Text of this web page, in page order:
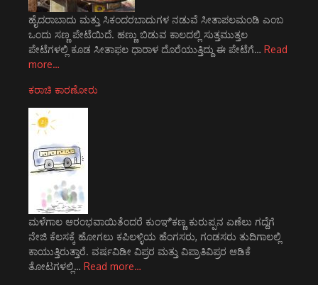
ಹೈದರಾಬಾದು ಮತ್ತು ಸಿಕಂದರಬಾದುಗಳ ನಡುವೆ ಸೀತಾಪಲಮಂಡಿ ಎಂಬ
ಒಂದು ಸಣ್ಣ ಪೇಟೆಯಿದೆ. ಹಣ್ಣು ಬಿಡುವ ಕಾಲದಲ್ಲಿ ಸುತ್ತಮುತ್ತಲ
ಪೇಟೆಗಳಲ್ಲಿ ಕೂಡ ಸೀತಾಫಲ ಧಾರಾಳ ದೊರೆಯುತ್ತಿದ್ದು ಈ ಪೇಟೆಗೆ… Read
more…
ಕರಾಚಿ ಕಾರಣೋರು
ಮಳೆಗಾಲ ಆರಂಭವಾಯಿತೆಂದರೆ ಕುಂಞಿಕಣ್ಣ ಕುರುಪ್ಪನ ಏಣೆಲು ಗದ್ದೆಗೆ
ನೇಜಿ ಕೆಲಸಕ್ಕೆ ಹೋಗಲು ಕಪಿಲಳ್ಳಿಯ ಹೆಂಗಸರು, ಗಂಡಸರು ತುದಿಗಾಲಲ್ಲಿ
ಕಾಯುತ್ತಿರುತ್ತಾರೆ. ವರ್ಷವಿಡೀ ವಿಪ್ರರ ಮತ್ತು ವಿಪ್ರಾತಿವಿಪ್ರರ ಆಡಿಕೆ
ತೋಟಗಳಲ್ಲಿ… Read more…